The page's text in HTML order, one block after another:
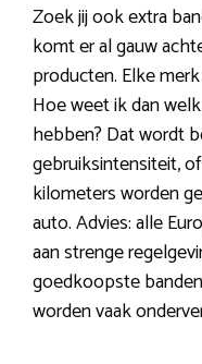
Zoek jij ook extra
komt er al gauw
producten. Elke
Hoe weet ik dan
hebben? Dat wordt
gebruiksintensiteit,
kilometers worden
auto. Advies: alle
aan strenge
goedkoopste
worden vaak